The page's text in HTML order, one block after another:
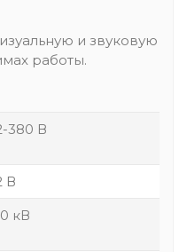
и звуковую
работы.
380 В
В
кВ